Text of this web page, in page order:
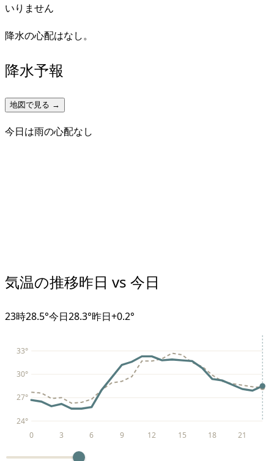
いりません
降水の心配はなし。
降水予報
地図で見る →
今日は雨の心配なし
気温の推移昨日 vs 今日
23時28.5°今日28.3°昨日+0.2°
24°
27°
30°
33°
0 3 6 9 12 15 18 21